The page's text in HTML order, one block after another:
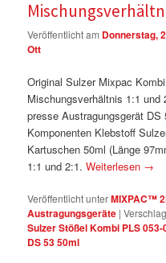
Veröffentlicht am Donnerstag,
Ott
Original Sulzer Mixpac
Mischungsverhältnis 1:1
presse Austragungsgerät
Komponenten Klebstoff
Kartuschen 50ml (Länge
1:1 und 2:1.Weiterlesen →
Veröffentlicht unterMIXPAC™
Austragungsgeräte |
Sulzer Stößel Kombi PLS
DS 53 50ml